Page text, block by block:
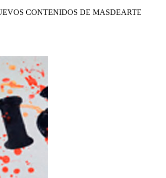
CONTENIDOS DE MASDEARTE